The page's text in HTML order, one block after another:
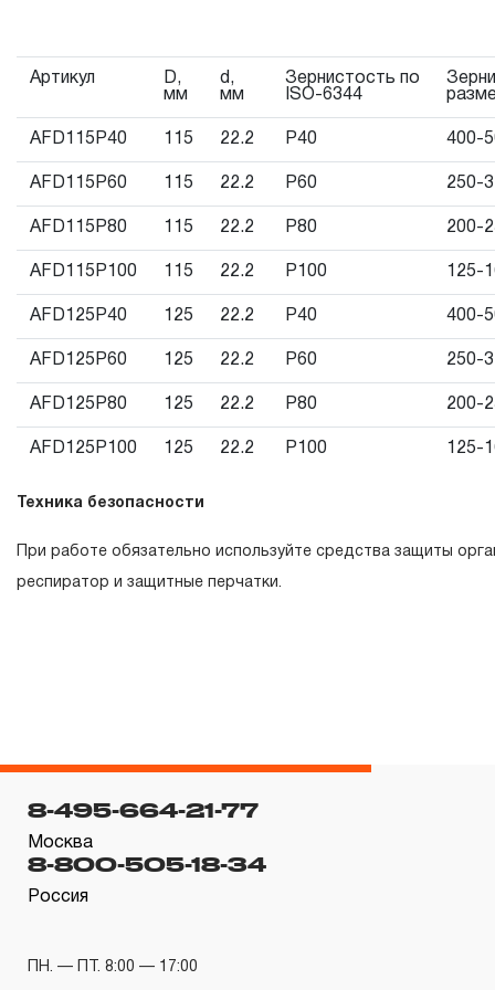
Артикул
D,
мм
d,
мм
Зернистость по
ISO-6344
AFD115P40 115 22.2 Р40 400-
AFD115P60 115 22.2 Р60 250-
AFD115P80 115 22.2 Р80 200-
AFD115P100 115 22.2 Р100 125-
AFD125P40 125 22.2 Р40 400-
AFD125P60 125 22.2 Р60 250-
AFD125P80 125 22.2 Р80 200-
AFD125P100 125 22.2 Р100 125-
Техника безопасности
При работе обязательно используйте средства защиты
респиратор и защитные перчатки.
продажи, указанной в гарантийном талоне продавцом
документе, подтверждающим факт приобретения
случаях, при реализации продукции на промышленные
3. Исполнение гарантийных обязательств.
3.1 На изделия торговых марок JONNESWAY® и
инструмента, имеющий дефект, обнаруженный или
перечислены в п. 3.4.
типов инструмента, за исключением тех групп
перечислены в п. 3.4.
гаечные трещоточные, рукоятки трещоточные и т.п.)
8-495-664-21-77
Москва
8-800-505-18-34
Россия
ПН. — ПТ. 8:00 — 17:00